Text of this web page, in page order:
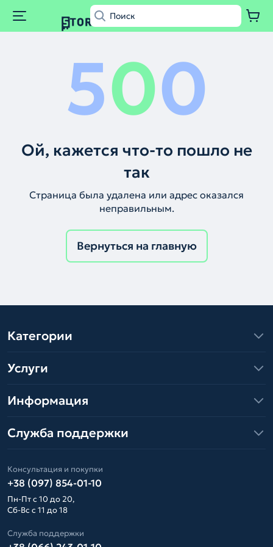
500
Ой, кажется что-то пошло не
так
Страница была удалена или адрес оказался
неправильным.
Вернуться на главную
Категории
Услуги
Информация
Служба поддержки
Консультация и покупки
+38 (097) 854-01-10
Пн-Пт с 10 до 20,
Сб-Вс с 11 до 18
Служба поддержки